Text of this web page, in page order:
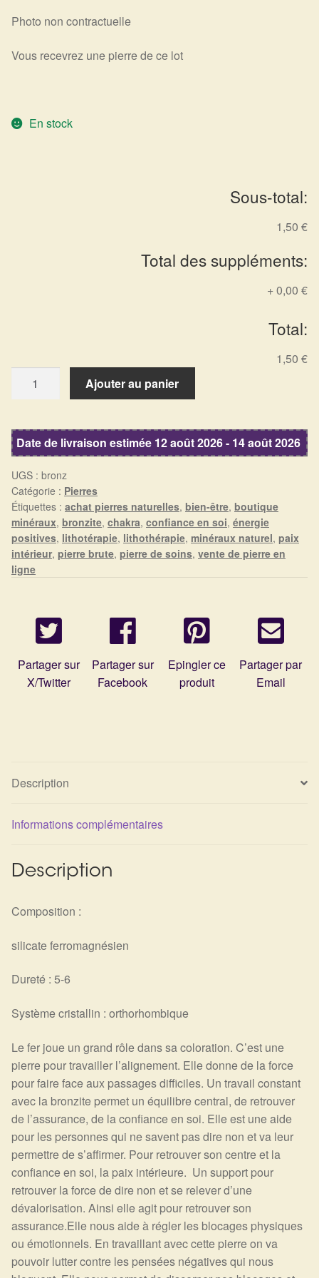
Harmonisation de l’être
Harmonisation des lieux
Ésotérisme : les pratiques spirituelles du monde invisible
Arts Divinatoires : Percez les Mystères de l’Invisible
Protection énergétique : Trouvez votre bouclier
Les pierres en détail
Test — Quelle Gardienne ?
La roue de l’année
Mon compte
Détails du compte
Commandes
Photo non contractuelle
Vous recevrez une pierre de ce lot
En stock
Sous-total:
1,50 €
Total des suppléments:
+0,00 €
Total:
1,50 €
Ajouter au panier
Date de livraison estimée 12 août 2026 - 14 août 2026
UGS : bronz
Catégorie : Pierres
Étiquettes : achat pierres naturelles, bien-être, boutique
minéraux, bronzite, chakra, confiance en soi, énergie
positives, lithotérapie, lithothérapie, minéraux naturel, paix
intérieur, pierre brute, pierre de soins, vente de pierre en
ligne
Partager sur
X/Twitter
Partager sur
Facebook
Epingler ce
produit
Partager par
Email
Description
Informations complémentaires
Description
Composition :
silicate ferromagnésien
Dureté : 5-6
Système cristallin : orthorhombique
Le fer joue un grand rôle dans sa coloration. C’est une
pierre pour travailler l’alignement. Elle donne de la force
pour faire face aux passages difficiles. Un travail constant
avec la bronzite permet un équilibre central, de retrouver
de l’assurance, de la confiance en soi. Elle est une aide
pour les personnes qui ne savent pas dire non et va leur
permettre de s’affirmer. Pour retrouver son centre et la
confiance en soi, la paix intérieure. Un support pour
retrouver la force de dire non et se relever d’une
dévalorisation. Ainsi elle agit pour retrouver son
assurance.Elle nous aide à régler les blocages physiques
ou émotionnels. En travaillant avec cette pierre on va
pouvoir lutter contre les pensées négatives qui nous